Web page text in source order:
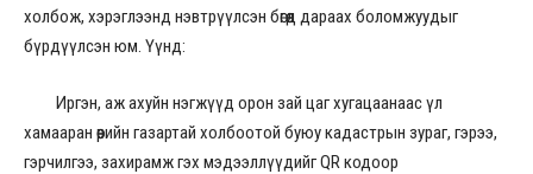
холбож, хэрэглээнд нэвтрүүлсэн бөгөөд дараах боломжуудыг
бүрдүүлсэн юм. Үүнд:
Иргэн, аж ахуйн нэгжүүд орон зай цаг хугацаанаас үл
хамааран өөрийн газартай холбоотой буюу кадастрын зураг, гэрээ,
гэрчилгээ, захирамж гэх мэдээллүүдийг QR кодоор